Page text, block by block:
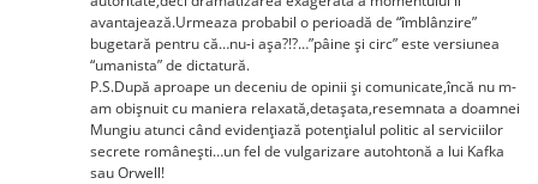
avantajează.Urmeaza probabil o perioadă de “îmblânzire”
bugetară pentru că…nu-i așa?!?…”pâine și circ” este versiunea
“umanista” de dictatură.
P.S.După aproape un deceniu de opinii și comunicate,încă nu m-
am obișnuit cu maniera relaxată,detașata,resemnata a doamnei
Mungiu atunci când evidențiază potențialul politic al serviciilor
secrete românești…un fel de vulgarizare autohtonă a lui Kafka
sau Orwell!